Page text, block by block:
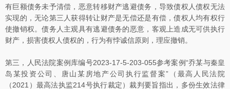
有巨额债务未予清偿，恶意转移财产逃避债务，导致债权人债权无法
实现的，无论第三人获得转让财产是无偿还是有偿，债权人均有权行
使撤销权。债务人主观具有逃避债务的恶意，客观上造成无可供执行
财产，损害债权人债权的，行为有悖诚信原则，理应撤销。
第三，人民法院案例库编号2023-17-5-203-055参考案例“乔某与秦皇
岛某投资公司、唐山某房地产公司执行监督案”（最高人民法院
（2021）最高法执监214号执行裁定）裁判要旨指出，多份生效法律